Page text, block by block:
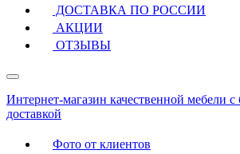
ДОСТАВКА ПО РОССИИ
АКЦИИ
ОТЗЫВЫ
Интернет-магазин качественной мебели с
доставкой
Фото от клиентов